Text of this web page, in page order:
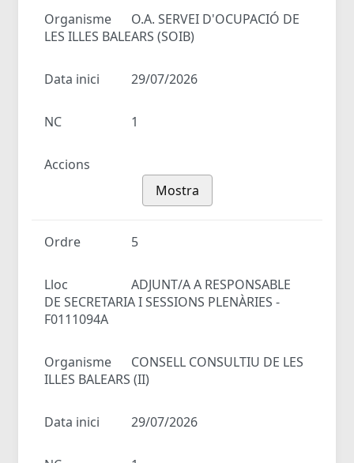
Organisme
O.A. SERVEI D'OCUPACIÓ DE
LES ILLES BALEARS (SOIB)
Data inici 29/07/2026
NC 1
Accions
Mostra
Ordre 5
Lloc
ADJUNT/A A RESPONSABLE
DE SECRETARIA I SESSIONS PLENÀRIES -
F0111094A
Organisme
CONSELL CONSULTIU DE LES
ILLES BALEARS (II)
Data inici 29/07/2026